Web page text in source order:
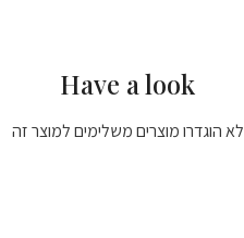
Have a look
לא הוגדרו מוצרים משלימים למוצר זה